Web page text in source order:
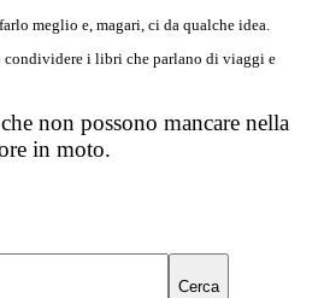
meglio e, magari, ci da qualche idea.
condividere i libri che parlano di viaggi e
non possono mancare nella
in moto.
Cerca